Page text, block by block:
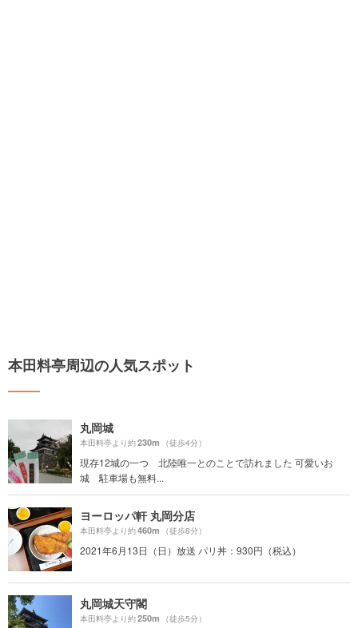
本田料亭周辺の人気スポット
丸岡城
本田料亭より約230m （徒歩4分）
現存12城の一つ 北陸唯一とのことで訪れました 可愛いお
城 駐車場も無料...
ヨーロッパ軒 丸岡分店
本田料亭より約460m （徒歩8分）
2021年6月13日（日）放送 パリ丼：930円（税込）
丸岡城天守閣
本田料亭より約250m （徒歩5分）